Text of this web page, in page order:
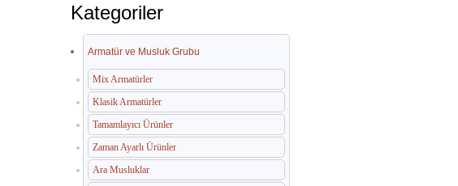
Kategoriler
Armatür ve Musluk Grubu
Mix Armatürler
Klasik Armatürler
Tamamlayıcı Ürünler
Zaman Ayarlı Ürünler
Ara Musluklar